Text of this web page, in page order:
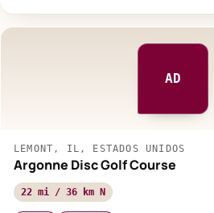
AD
LEMONT, IL, ESTADOS UNIDOS
Argonne Disc Golf Course
22 mi / 36 km N